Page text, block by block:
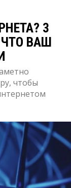
3
ВАШ
чтобы